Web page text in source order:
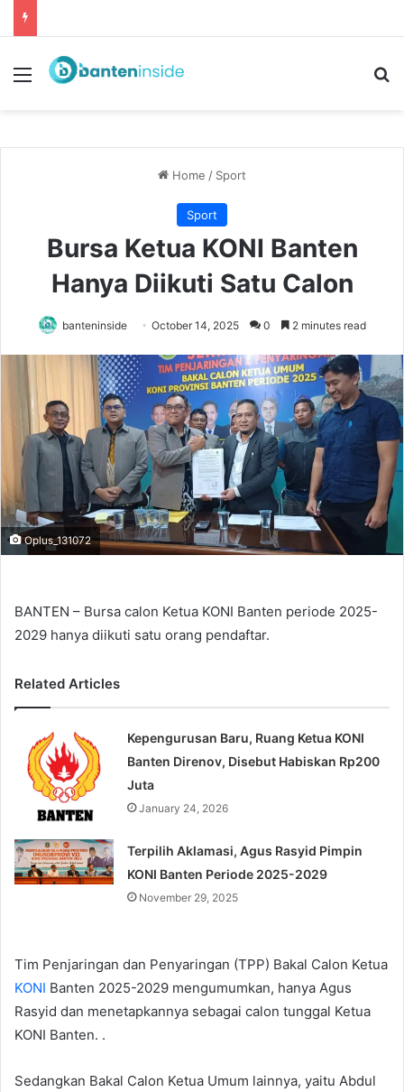
Menu
Home / Sport
Sport
Bursa Ketua KONI Banten
Hanya Diikuti Satu Calon
banteninside October 14, 2025 0 2 minutes read
Oplus_131072
BANTEN – Bursa calon Ketua KONI Banten periode 2025-
2029 hanya diikuti satu orang pendaftar.
Related Articles
Kepengurusan Baru, Ruang Ketua KONI
Banten Direnov, Disebut Habiskan Rp200
Juta
January 24, 2026
Terpilih Aklamasi, Agus Rasyid Pimpin
KONI Banten Periode 2025-2029
November 29, 2025
Tim Penjaringan dan Penyaringan (TPP) Bakal Calon Ketua
KONI Banten 2025-2029 mengumumkan, hanya Agus
Rasyid dan menetapkannya sebagai calon tunggal Ketua
KONI Banten. .
Sedangkan Bakal Calon Ketua Umum lainnya, yaitu Abdul